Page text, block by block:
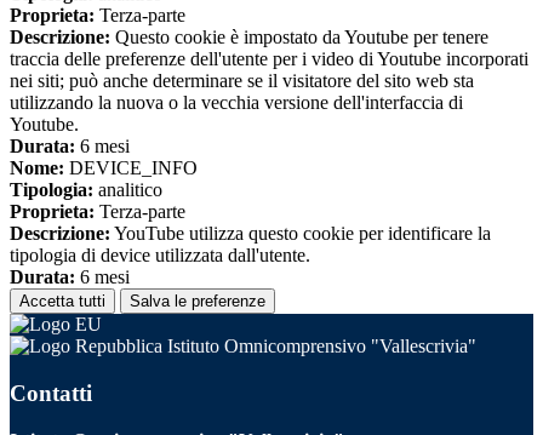
Proprieta: Terza-parte
Descrizione: Questo cookie è impostato da Youtube per tenere
traccia delle preferenze dell'utente per i video di Youtube incorporati
nei siti; può anche determinare se il visitatore del sito web sta
utilizzando la nuova o la vecchia versione dell'interfaccia di
Youtube.
Durata: 6 mesi
Nome: DEVICE_INFO
Tipologia: analitico
Proprieta: Terza-parte
Descrizione: YouTube utilizza questo cookie per identificare la
tipologia di device utilizzata dall'utente.
Durata: 6 mesi
Accetta tutti Salva le preferenze
Istituto Omnicomprensivo "Vallescrivia"
Contatti